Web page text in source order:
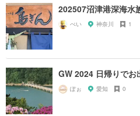
202507沼津港深海水
ぺい 神奈川 1
GW 2024 日帰りでお
ぽぉ 愛知 0